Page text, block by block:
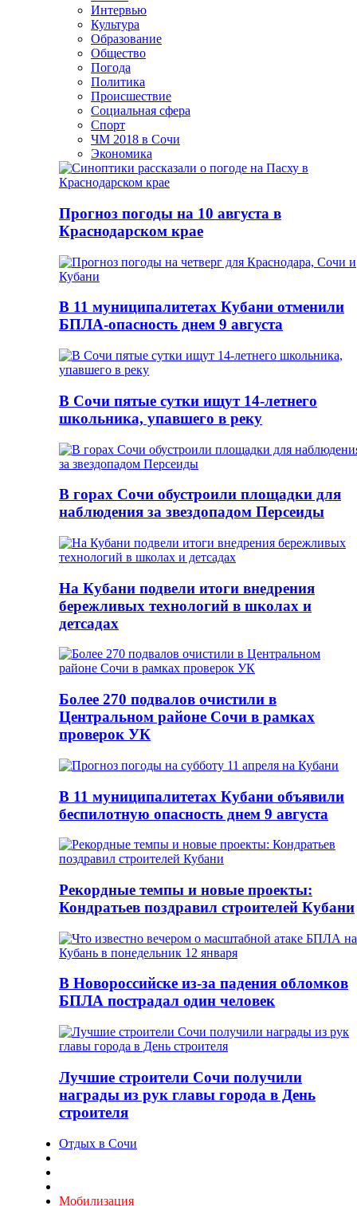
Интервью
Культура
Образование
Общество
Погода
Политика
Происшествие
Социальная сфера
Спорт
ЧМ 2018 в Сочи
Экономика
Прогноз погоды на 10 августа в
Краснодарском крае
В 11 муниципалитетах Кубани отменили
БПЛА-опасность днем 9 августа
В Сочи пятые сутки ищут 14-летнего
школьника, упавшего в реку
В горах Сочи обустроили площадки для
наблюдения за звездопадом Персеиды
На Кубани подвели итоги внедрения
бережливых технологий в школах и
детсадах
Более 270 подвалов очистили в
Центральном районе Сочи в рамках
проверок УК
В 11 муниципалитетах Кубани объявили
беспилотную опасность днем 9 августа
Рекордные темпы и новые проекты:
Кондратьев поздравил строителей Кубани
В Новороссийске из-за падения обломков
БПЛА пострадал один человек
Лучшие строители Сочи получили
награды из рук главы города в День
строителя
Отдых в Сочи
Мобилизация